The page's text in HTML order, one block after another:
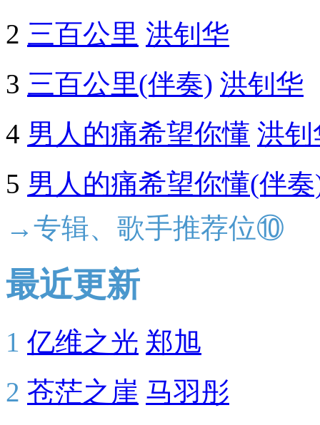
2 三百公里 洪钊华
3 三百公里(伴奏) 洪钊华
4 男人的痛希望你懂 洪钊
5 男人的痛希望你懂(伴
→专辑、歌手推荐位⑩
最近更新
1 亿维之光 郑旭
2 苍茫之崖 马羽彤